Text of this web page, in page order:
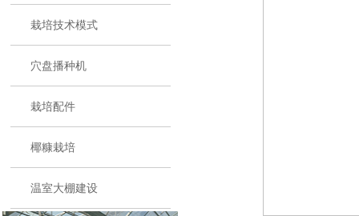
栽培技术模式
穴盘播种机
栽培配件
椰糠栽培
温室大棚建设